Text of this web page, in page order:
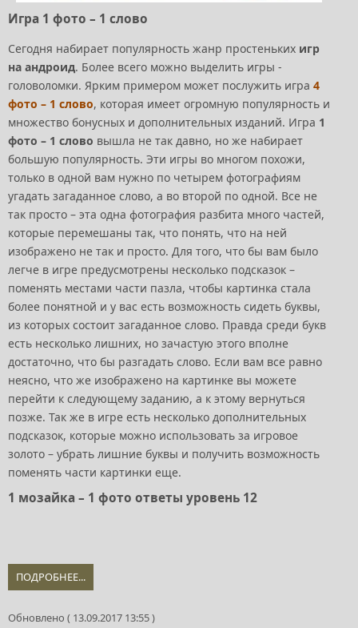
Игра 1 фото – 1 слово
Сегодня набирает популярность жанр простеньких игр
на андроид. Более всего можно выделить игры -
головоломки. Ярким примером может послужить игра 4
фото – 1 слово, которая имеет огромную популярность и
множество бонусных и дополнительных изданий. Игра 1
фото – 1 слово вышла не так давно, но же набирает
большую популярность. Эти игры во многом похожи,
только в одной вам нужно по четырем фотографиям
угадать загаданное слово, а во второй по одной. Все не
так просто – эта одна фотография разбита много частей,
которые перемешаны так, что понять, что на ней
изображено не так и просто. Для того, что бы вам было
легче в игре предусмотрены несколько подсказок –
поменять местами части пазла, чтобы картинка стала
более понятной и у вас есть возможность сидеть буквы,
из которых состоит загаданное слово. Правда среди букв
есть несколько лишних, но зачастую этого вполне
достаточно, что бы разгадать слово. Если вам все равно
неясно, что же изображено на картинке вы можете
перейти к следующему заданию, а к этому вернуться
позже. Так же в игре есть несколько дополнительных
подсказок, которые можно использовать за игровое
золото – убрать лишние буквы и получить возможность
поменять части картинки еще.
1 мозайка – 1 фото ответы уровень 12
ПОДРОБНЕЕ...
Обновлено ( 13.09.2017 13:55 )